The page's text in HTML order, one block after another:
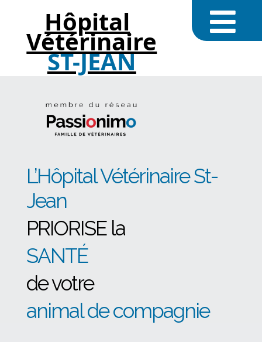
Hôpital
Vétérinaire
ST-JEAN
L’Hôpital Vétérinaire St-
Jean
PRIORISE la
SANTÉ
de votre
animal de compagnie